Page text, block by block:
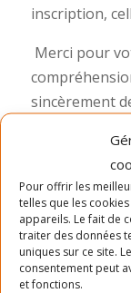
Pour offrir les
telles que les
appareils. Le fait de
traiter des données
uniques sur ce site.
consentement peut
et fonctions.
inscription,
Merci pour
sincèrement
L’équipe du